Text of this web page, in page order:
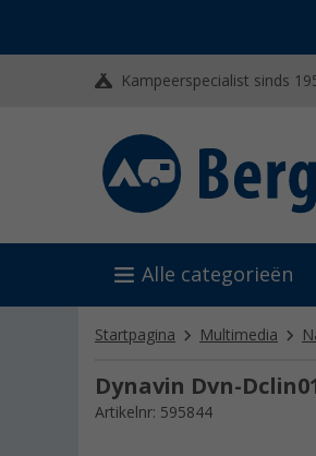
Kampeerspecialist sinds
Alle categorieën
Startpagina Multimedia
Dynavin Dvn-
Artikelnr: 595844